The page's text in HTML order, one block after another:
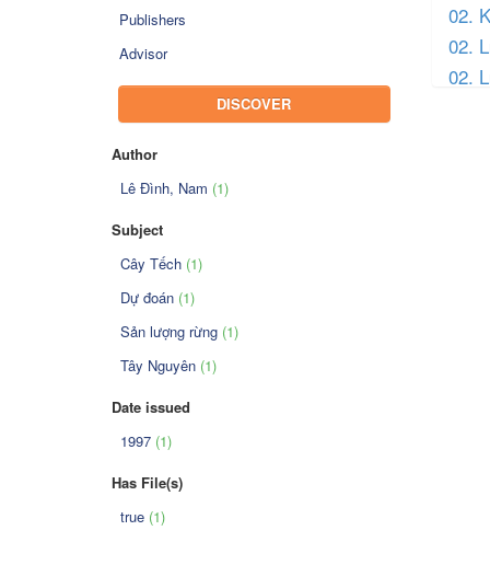
Publishers
Advisor
DISCOVER
Author
Lê Đình, Nam (1)
Subject
Cây Tếch (1)
Dự đoán (1)
Sản lượng rừng (1)
Tây Nguyên (1)
Date issued
1997 (1)
Has File(s)
true (1)
02.
02.
02.